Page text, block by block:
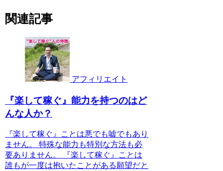
関連記事
アフィリエイト
『楽して稼ぐ』能力を持つのはど
んな人か？
『楽して稼ぐ』ことは悪でも嘘でもあり
ません。 特殊な能力も特別な方法も必
要ありません。 『楽して稼ぐ』ことは
誰もが一度は抱いたことがある願望だと